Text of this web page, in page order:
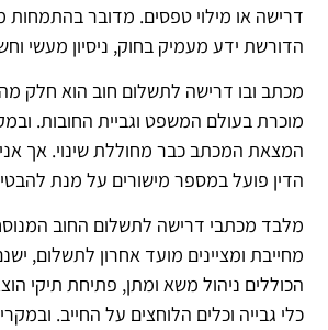
דרישה או מילוי טפסים. מדובר
הדורשת ידע מעמיק בחוק, ניסיון מעשי
מכתב ובו דרישה לתשלום חוב הוא חלק
מוכרת בעולם המשפט וגביית החובות.
המצאת המכתב כבר מחוללת שינוי. אך אני
הדין פועל במספר מישורים על מנת
מלבד מכתבי דרישה לתשלום החוב
מחייבת ומציינים מועד אחרון לתשלום,
הכוללים ניהול משא ומתן, פתיחת תיקי
כלי גבייה וכלים הלוחצים על החייב.